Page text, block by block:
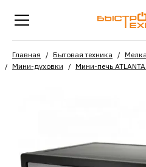
Главная Бытовая техника
Мини-духовки
Мини-печь